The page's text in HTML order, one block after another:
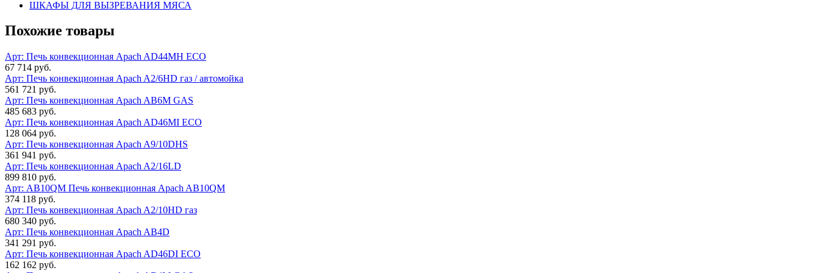
ШКАФЫ ДЛЯ ВЫЗРЕВАНИЯ МЯСА
Похожие товары
Арт: Печь конвекционная Apach AD44MH ECO
67 714 руб.
Арт: Печь конвекционная Apach A2/6HD газ / автомойка
561 721 руб.
Арт: Печь конвекционная Apach AB6M GAS
485 683 руб.
Арт: Печь конвекционная Apach AD46MI ECO
128 064 руб.
Арт: Печь конвекционная Apach A9/10DHS
361 941 руб.
Арт: Печь конвекционная Apach A2/16LD
899 810 руб.
Арт: AB10QM Печь конвекционная Apach AB10QM
374 118 руб.
Арт: Печь конвекционная Apach A2/10HD газ
680 340 руб.
Арт: Печь конвекционная Apach AB4D
341 291 руб.
Арт: Печь конвекционная Apach AD46DI ECO
162 162 руб.